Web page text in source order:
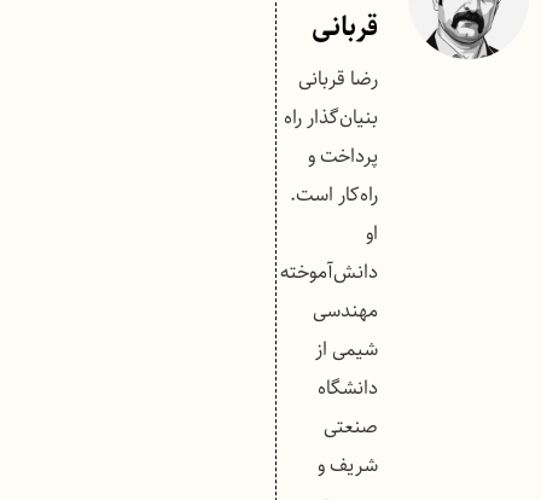
قربانی
رضا قربانی
بنیان‌گذار راه
پرداخت و
راه‌کار است.
او
دانش‌آموخته
مهندسی
شیمی از
دانشگاه
صنعتی
شریف و